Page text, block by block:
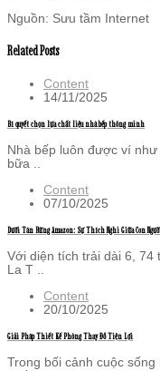
Nguồn: Sưu tầm Internet
Related Posts
Content
14/11/2025
Bí quyết chọn lựa chất liệu nhà bếp thông minh
Nhà bếp luôn được ví
bữa ..
Content
07/10/2025
Dưới Tán Rừng Amazon: Sự Thích Nghi Giữa Con
Với diện tích trải dài 6, 74
La T ..
Content
20/10/2025
Giải Pháp Thiết Kế Phòng Thay Đồ Tiện Lợi
Trong bối cảnh cuộc